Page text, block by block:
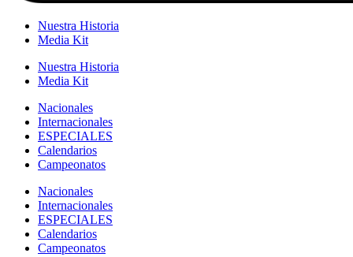
Nuestra Historia
Media Kit
Nuestra Historia
Media Kit
Nacionales
Internacionales
ESPECIALES
Calendarios
Campeonatos
Nacionales
Internacionales
ESPECIALES
Calendarios
Campeonatos